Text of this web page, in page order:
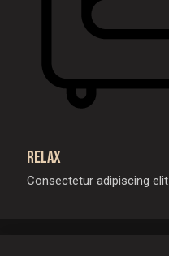
Relax
Consectetur adipiscing elit